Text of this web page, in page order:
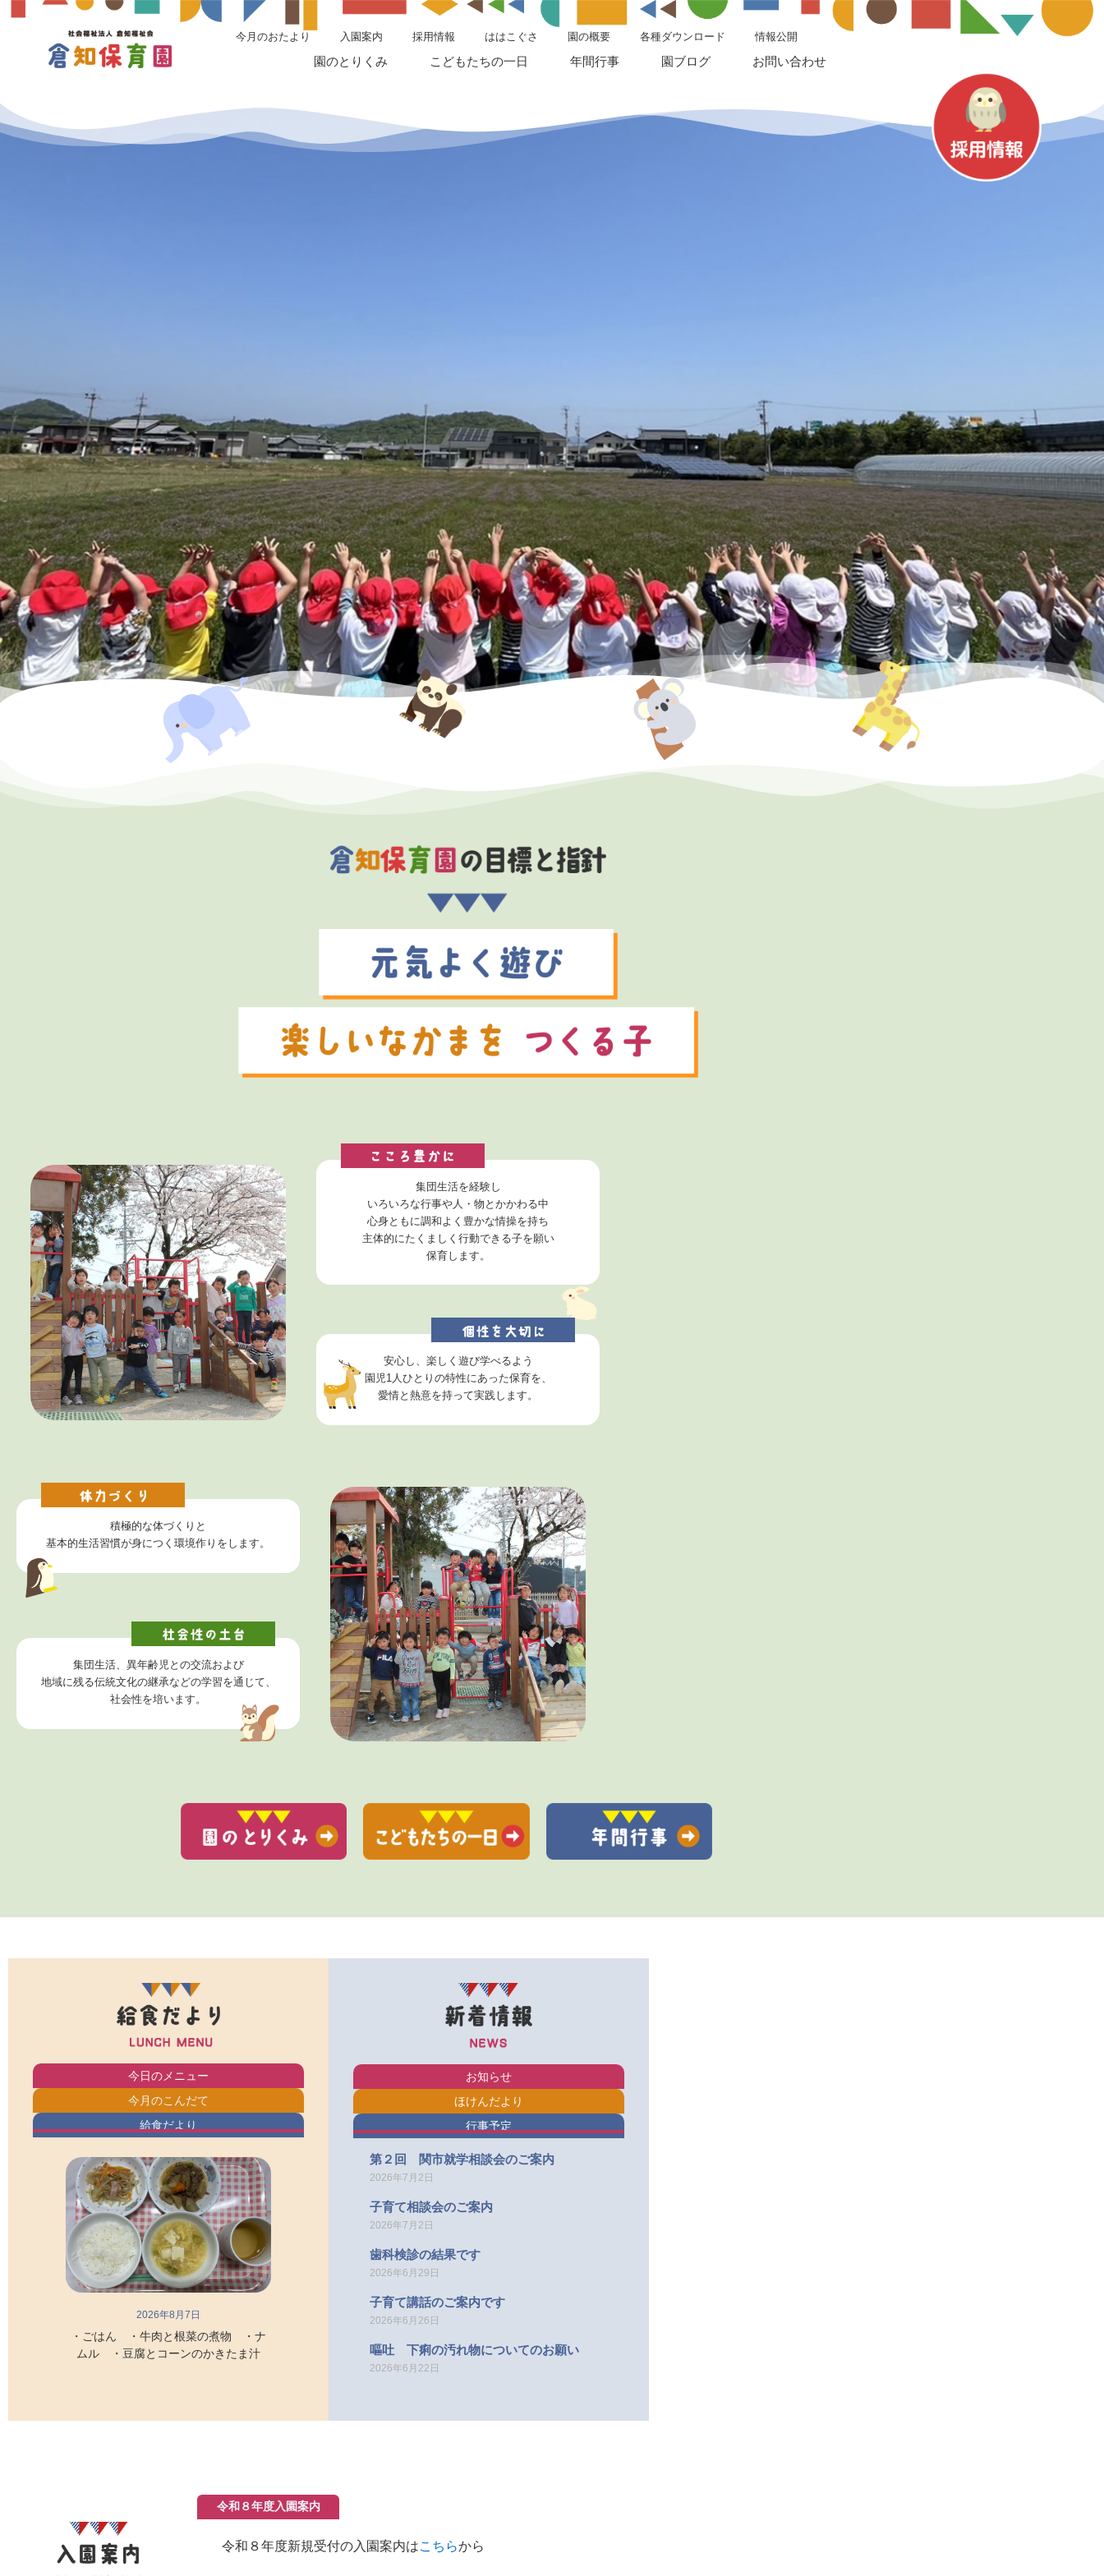
今月のおたより 入園案内 採用情報 ははこぐさ 園の概要 各種ダウンロード 情報公開
園のとりくみ こどもたちの一日 年間行事 園ブログ お問い合わせ
集団生活を経験し
いろいろな行事や人・物とかかわる中
心身ともに調和よく豊かな情操を持ち
主体的にたくましく行動できる子を願い
保育します。
安心し、楽しく遊び学べるよう
園児1人ひとりの特性にあった保育を、
愛情と熱意を持って実践します。
積極的な体づくりと
基本的生活習慣が身につく環境作りをします。
集団生活、異年齢児との交流および
地域に残る伝統文化の継承などの学習を通じて、
社会性を培います。
今日のメニュー
今月のこんだて
給食だより
2026年8月7日
・ごはん ・牛肉と根菜の煮物 ・ナ
ムル ・豆腐とコーンのかきたま汁
お知らせ
ほけんだより
行事予定
第２回 関市就学相談会のご案内
2026年7月2日
子育て相談会のご案内
2026年7月2日
歯科検診の結果です
2026年6月29日
子育て講話のご案内です
2026年6月26日
嘔吐 下痢の汚れ物についてのお願い
2026年6月22日
令和８年度入園案内
令和８年度新規受付の入園案内はこちらから